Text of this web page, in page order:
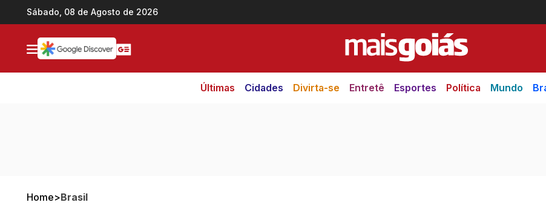
Ir direto pro conteúdo
Sábado, 08 de Agosto de 2026
Últimas Cidades Divirta-se Entretê Esportes Política Mundo
Home>Brasil